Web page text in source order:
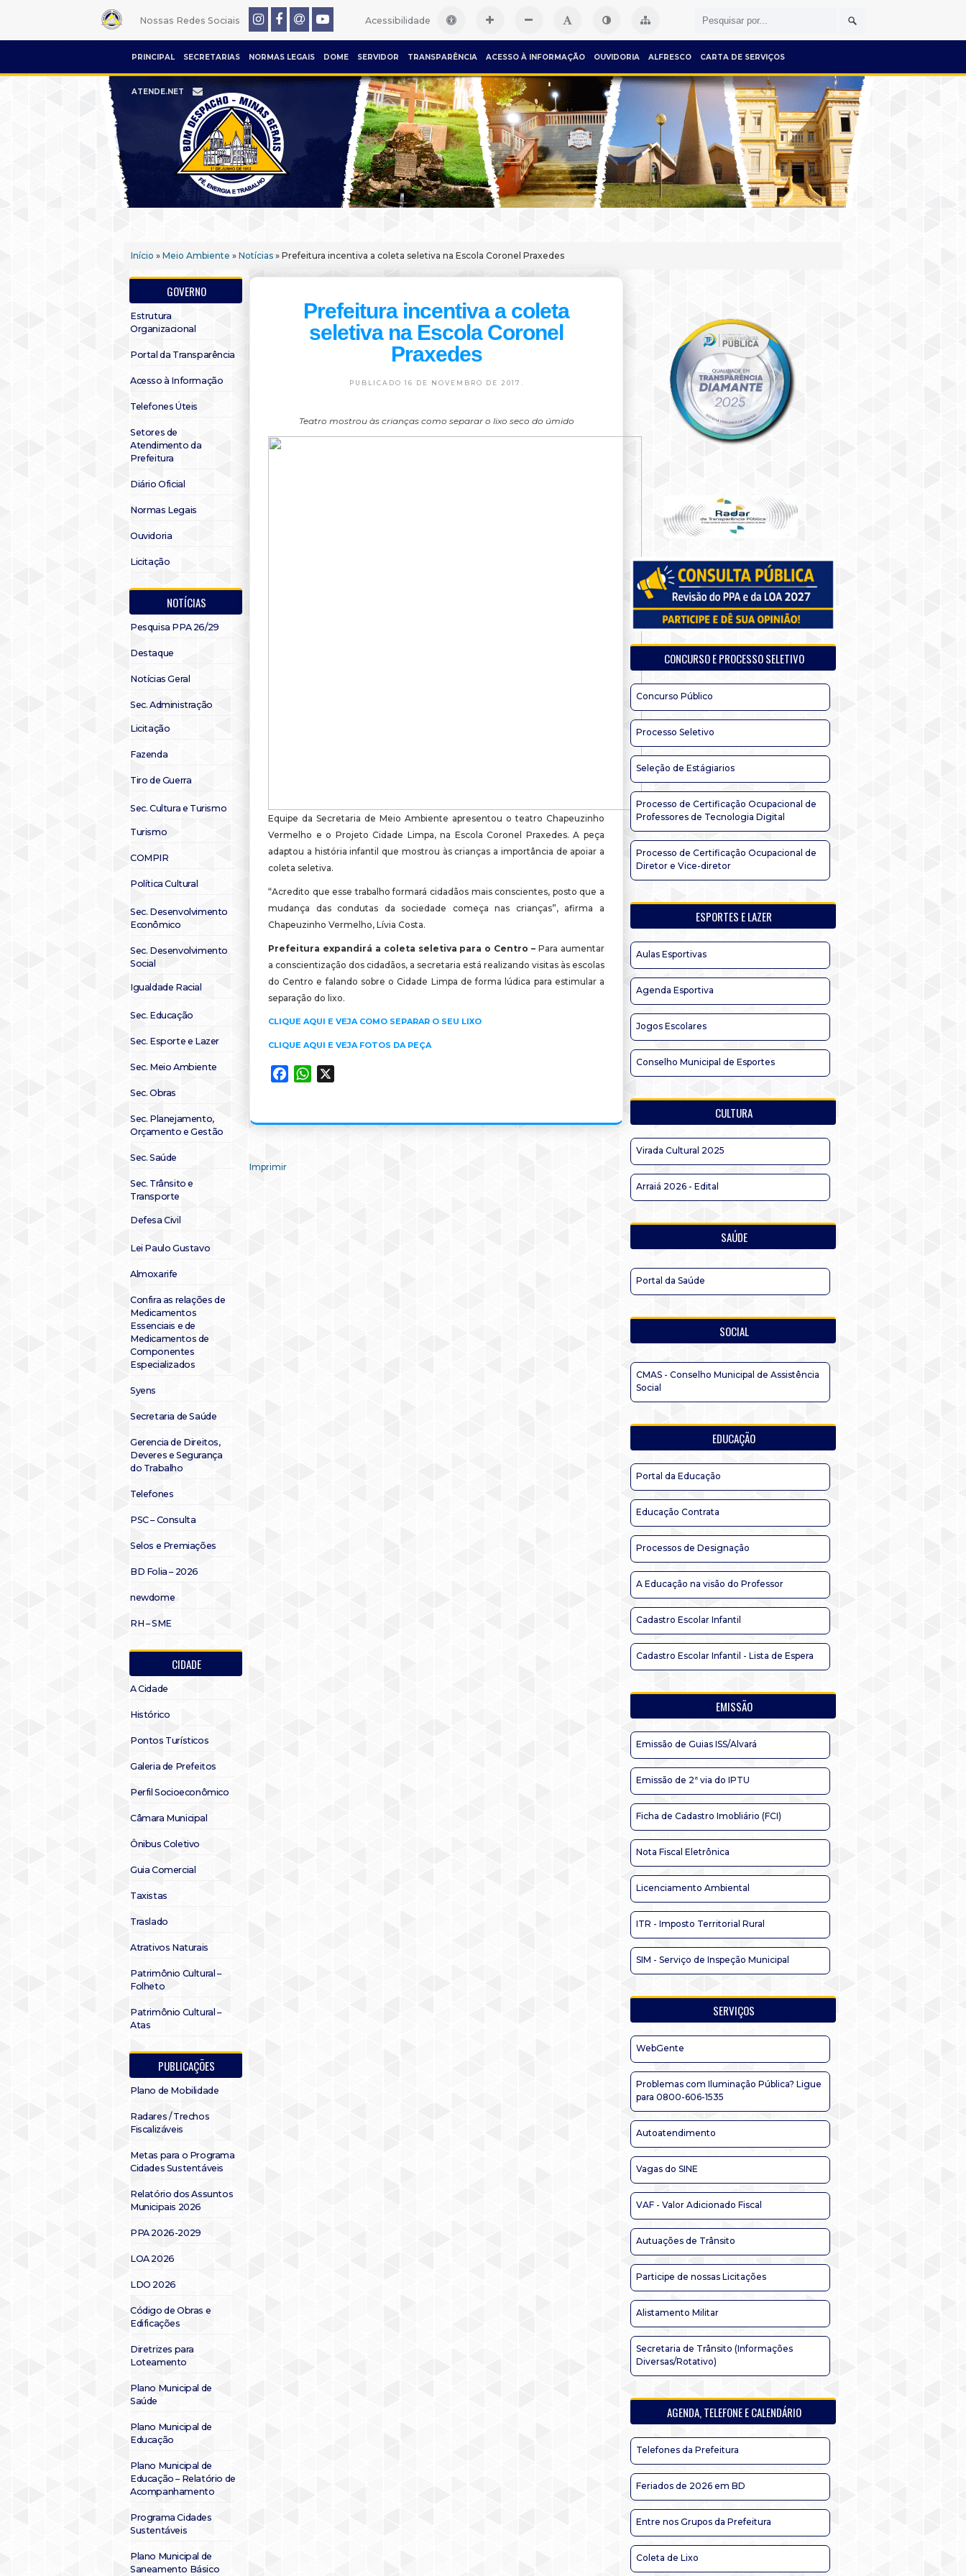
Nossas Redes Sociais Acessibilidade
PRINCIPAL SECRETARIAS NORMAS LEGAIS DOME SERVIDOR TRANSPARÊNCIA ACESSO À INFORMAÇÃO OUVIDORIA ALFRESCO CARTA DE SERVIÇOS
ATENDE.NET
Início » Meio Ambiente » Notícias » Prefeitura incentiva a coleta seletiva na Escola Coronel Praxedes
GOVERNO
Estrutura
Organizacional
Portal da Transparência
Acesso à Informação
Telefones Úteis
Setores de
Atendimento da
Prefeitura
Diário Oficial
Normas Legais
Ouvidoria
Licitação
NOTÍCIAS
Pesquisa PPA 26/29
Destaque
Notícias Geral
Sec. Administração
Licitação
Fazenda
Tiro de Guerra
Sec. Cultura e Turismo
Turismo
COMPIR
Política Cultural
Sec. Desenvolvimento
Econômico
Sec. Desenvolvimento
Social
Igualdade Racial
Sec. Educação
Sec. Esporte e Lazer
Sec. Meio Ambiente
Sec. Obras
Sec. Planejamento,
Orçamento e Gestão
Sec. Saúde
Sec. Trânsito e
Transporte
Defesa Civil
Lei Paulo Gustavo
Almoxarife
Confira as relações de
Medicamentos
Essenciais e de
Medicamentos de
Componentes
Especializados
Syens
Secretaria de Saúde
Gerencia de Direitos,
Deveres e Segurança
do Trabalho
Telefones
PSC – Consulta
Selos e Premiações
BD Folia – 2026
newdome
RH – SME
CIDADE
A Cidade
Histórico
Pontos Turísticos
Galeria de Prefeitos
Perfil Socioeconômico
Câmara Municipal
Ônibus Coletivo
Guia Comercial
Taxistas
Traslado
Atrativos Naturais
Patrimônio Cultural –
Folheto
Patrimônio Cultural –
Atas
PUBLICAÇÕES
Plano de Mobilidade
Radares / Trechos
Fiscalizáveis
Metas para o Programa
Cidades Sustentáveis
Relatório dos Assuntos
Municipais 2026
PPA 2026-2029
LOA 2026
LDO 2026
Código de Obras e
Edificações
Diretrizes para
Loteamento
Plano Municipal de
Saúde
Plano Municipal de
Educação
Plano Municipal de
Educação – Relatório de
Acompanhamento
Programa Cidades
Sustentáveis
Plano Municipal de
Saneamento Básico
Prefeitura incentiva a coleta
seletiva na Escola Coronel
Praxedes
PUBLICADO 16 DE NOVEMBRO DE 2017.
Teatro mostrou às crianças como separar o lixo seco do úmido
Equipe da Secretaria de Meio Ambiente apresentou o teatro Chapeuzinho
Vermelho e o Projeto Cidade Limpa, na Escola Coronel Praxedes. A peça
adaptou a história infantil que mostrou às crianças a importância de apoiar a
coleta seletiva.
“Acredito que esse trabalho formará cidadãos mais conscientes, posto que a
mudança das condutas da sociedade começa nas crianças”, afirma a
Chapeuzinho Vermelho, Lívia Costa.
Prefeitura expandirá a coleta seletiva para o Centro – Para aumentar
a conscientização dos cidadãos, a secretaria está realizando visitas às escolas
do Centro e falando sobre o Cidade Limpa de forma lúdica para estimular a
separação do lixo.
CLIQUE AQUI E VEJA COMO SEPARAR O SEU LIXO
CLIQUE AQUI E VEJA FOTOS DA PEÇA
FacebookWhatsApp
Imprimir
CONCURSO E PROCESSO SELETIVO
Concurso Público
Processo Seletivo
Seleção de Estágiarios
Processo de Certificação Ocupacional de
Professores de Tecnologia Digital
Processo de Certificação Ocupacional de
Diretor e Vice-diretor
ESPORTES E LAZER
Aulas Esportivas
Agenda Esportiva
Jogos Escolares
Conselho Municipal de Esportes
CULTURA
Virada Cultural 2025
Arraiá 2026 - Edital
SAÚDE
Portal da Saúde
SOCIAL
CMAS - Conselho Municipal de Assistência
Social
EDUCAÇÃO
Portal da Educação
Educação Contrata
Processos de Designação
A Educação na visão do Professor
Cadastro Escolar Infantil
Cadastro Escolar Infantil - Lista de Espera
EMISSÃO
Emissão de Guias ISS/Alvará
Emissão de 2ª via do IPTU
Ficha de Cadastro Imobliário (FCI)
Nota Fiscal Eletrônica
Licenciamento Ambiental
ITR - Imposto Territorial Rural
SIM - Serviço de Inspeção Municipal
SERVIÇOS
WebGente
Problemas com Iluminação Pública? Ligue
para 0800-606-1535
Autoatendimento
Vagas do SINE
VAF - Valor Adicionado Fiscal
Autuações de Trânsito
Participe de nossas Licitações
Alistamento Militar
Secretaria de Trânsito (Informações
Diversas/Rotativo)
AGENDA, TELEFONE E CALENDÁRIO
Telefones da Prefeitura
Feriados de 2026 em BD
Entre nos Grupos da Prefeitura
Coleta de Lixo